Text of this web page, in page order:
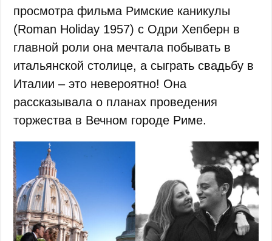
просмотра фильма Римские каникулы
(Roman Holiday 1957) с Одри Хепберн в
главной роли она мечтала побывать в
итальянской столице, а сыграть свадьбу в
Италии – это невероятно! Она
рассказывала о планах проведения
торжества в Вечном городе Риме.